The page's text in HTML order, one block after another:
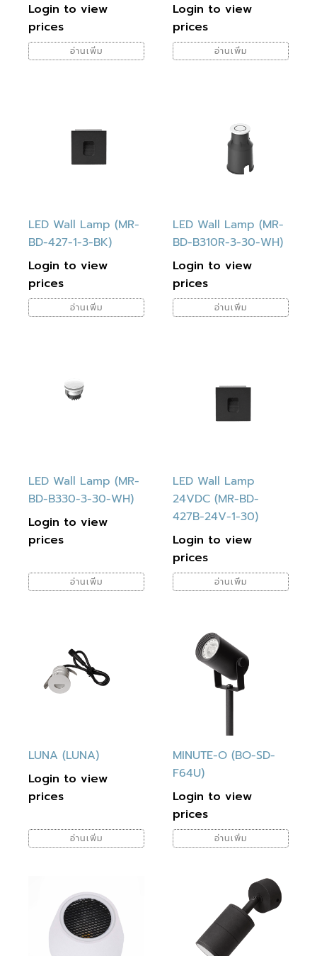
Login to view
prices
อ่านเพิ่ม
Login to view
prices
อ่านเพิ่ม
LED Wall Lamp (MR-
BD-427-1-3-BK)
Login to view
prices
อ่านเพิ่ม
LED Wall Lamp (MR-
BD-B310R-3-30-WH)
Login to view
prices
อ่านเพิ่ม
LED Wall Lamp (MR-
BD-B330-3-30-WH)
Login to view
prices
อ่านเพิ่ม
LED Wall Lamp
24VDC (MR-BD-
427B-24V-1-30)
Login to view
prices
อ่านเพิ่ม
LUNA (LUNA)
Login to view
prices
อ่านเพิ่ม
MINUTE-O (BO-SD-
F64U)
Login to view
prices
อ่านเพิ่ม